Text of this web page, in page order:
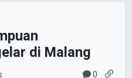
di Malang
0